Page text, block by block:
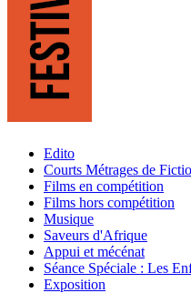
Edito
Courts Métrages de
Films en compétition
Films hors compétition
Musique
Saveurs d'Afrique
Appui et mécénat
Séance Spéciale : Les
Exposition